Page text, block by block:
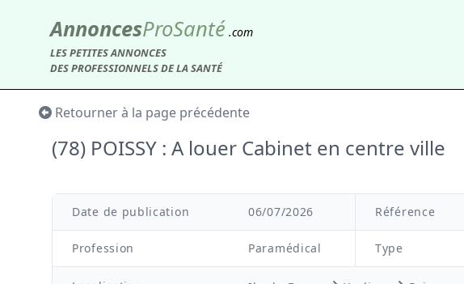
AnnoncesProSanté .com
LES PETITES ANNONCES
DES PROFESSIONNELS DE LA SANTÉ
Retourner à la page précédente
(78) POISSY : A louer Cabinet en centre ville
Date de publication 06/07/2026 Référence
Profession Paramédical Type